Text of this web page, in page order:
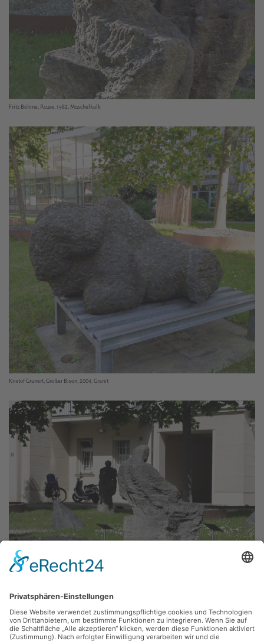
Fritz Böhme, Pause, 1982, Muschelkalk
Kristof Grunert, Großer Bison, 2004, Granit
Volksbank an der Inneren
Klosterstraße
Der Skulpturengarten in der Innenstadt versammelt in einem großzügigen